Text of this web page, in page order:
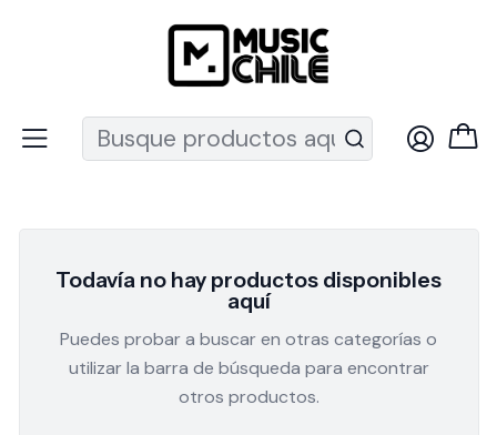
Recuerda que ahora nos puedes encontrar en el MUT
Inicio Percusión Tambora
Tambora
Todavía no hay productos disponibles
aquí
Puedes probar a buscar en otras categorías o
utilizar la barra de búsqueda para encontrar
otros productos.